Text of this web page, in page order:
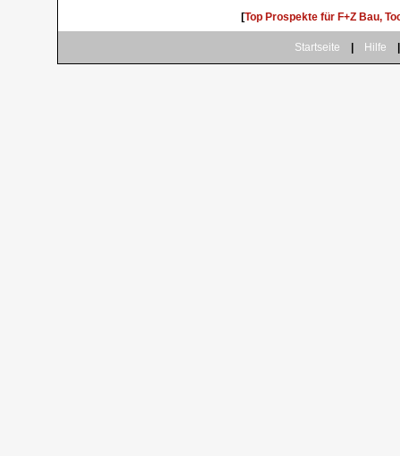
[Top Prospekte für F+Z Bau,
Startseite Hilfe